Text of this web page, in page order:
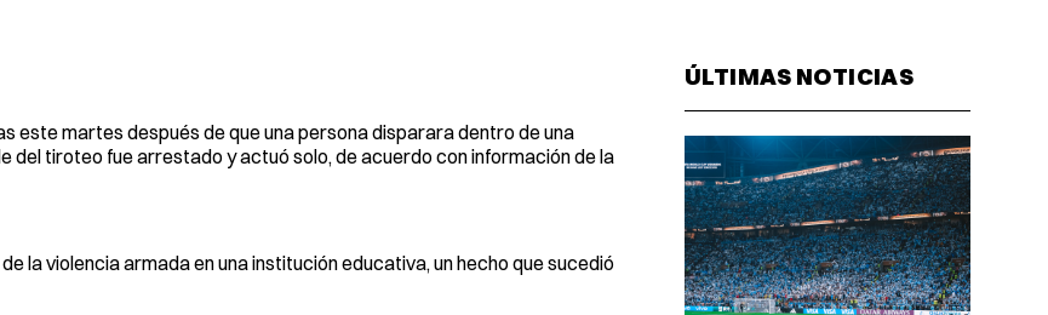
este martes después de que una persona disparara dentro de una
del tiroteo fue arrestado y actuó solo, de acuerdo con información de la
la violencia armada en una institución educativa, un hecho que sucedió
ÚLTIMAS NOTICIAS